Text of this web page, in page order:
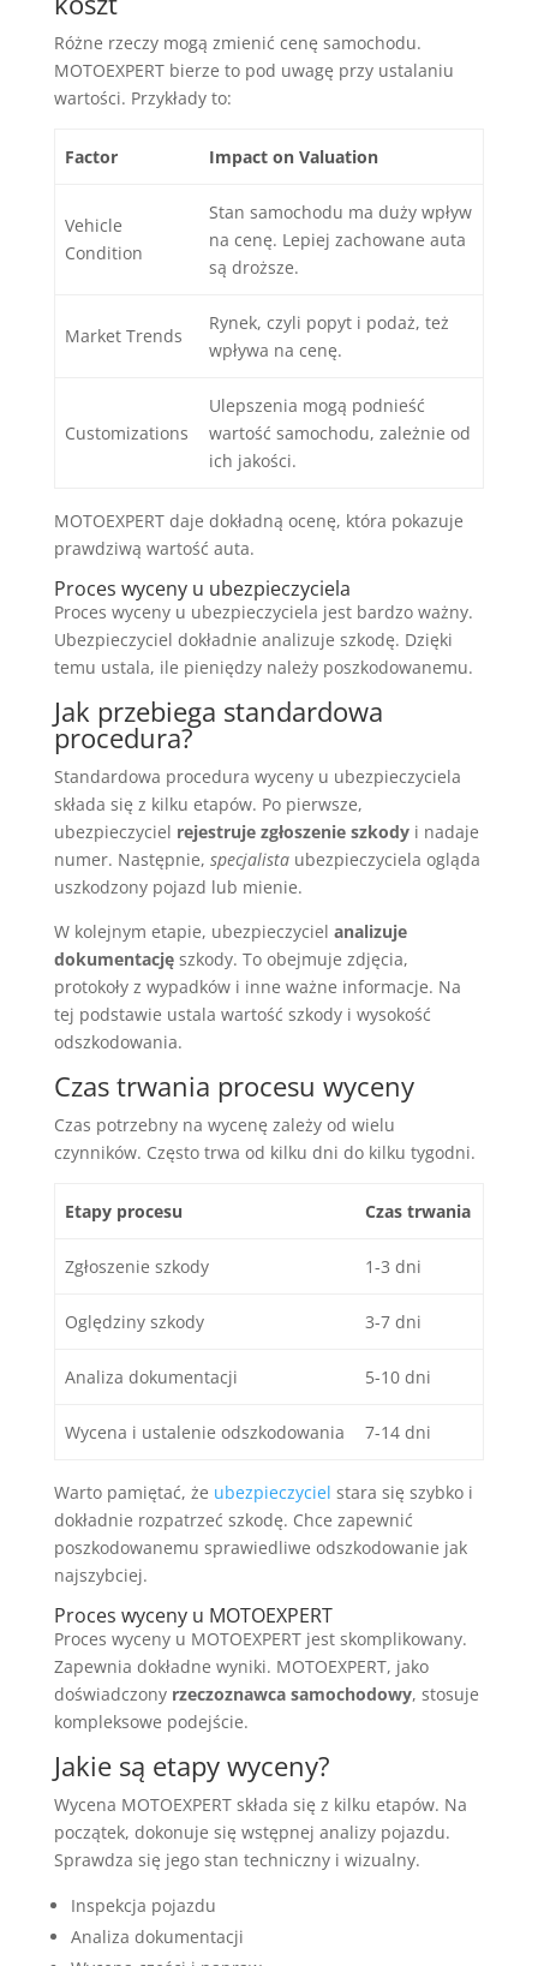
Różne rzeczy mogą zmienić cenę samochodu.
MOTOEXPERT bierze to pod uwagę przy ustalaniu
wartości. Przykłady to:
Factor Impact on Valuation
Vehicle
Condition
Stan samochodu ma duży wpływ
na cenę. Lepiej zachowane auta
są droższe.
Market Trends
Rynek, czyli popyt i podaż, też
wpływa na cenę.
Customizations
Ulepszenia mogą podnieść
wartość samochodu, zależnie od
ich jakości.
MOTOEXPERT daje dokładną ocenę, która pokazuje
prawdziwą wartość auta.
Proces wyceny u ubezpieczyciela
Proces wyceny u ubezpieczyciela jest bardzo ważny.
Ubezpieczyciel dokładnie analizuje szkodę. Dzięki
temu ustala, ile pieniędzy należy poszkodowanemu.
Jak przebiega standardowa
procedura?
Standardowa procedura wyceny u ubezpieczyciela
składa się z kilku etapów. Po pierwsze,
ubezpieczyciel rejestruje zgłoszenie szkodyi nadaje
numer. Następnie, specjalistaubezpieczyciela ogląda
uszkodzony pojazd lub mienie.
W kolejnym etapie, ubezpieczyciel analizuje
dokumentacjęszkody. To obejmuje zdjęcia,
protokoły z wypadków i inne ważne informacje. Na
tej podstawie ustala wartość szkody i wysokość
odszkodowania.
Czas trwania procesu wyceny
Czas potrzebny na wycenę zależy od wielu
czynników. Często trwa od kilku dni do kilku tygodni.
Etapy procesu Czas trwania
Zgłoszenie szkody 1-3 dni
Oględziny szkody 3-7 dni
Analiza dokumentacji 5-10 dni
Wycena i ustalenie odszkodowania 7-14 dni
Warto pamiętać, że ubezpieczyciel stara się szybko i
dokładnie rozpatrzeć szkodę. Chce zapewnić
poszkodowanemu sprawiedliwe odszkodowanie jak
najszybciej.
Proces wyceny u MOTOEXPERT
Proces wyceny u MOTOEXPERT jest skomplikowany.
Zapewnia dokładne wyniki. MOTOEXPERT, jako
doświadczony rzeczoznawca samochodowy, stosuje
kompleksowe podejście.
Jakie są etapy wyceny?
Wycena MOTOEXPERT składa się z kilku etapów. Na
początek, dokonuje się wstępnej analizy pojazdu.
Sprawdza się jego stan techniczny i wizualny.
Inspekcja pojazdu
Analiza dokumentacji